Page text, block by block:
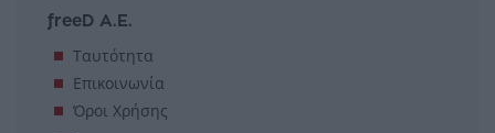
freeD Α.Ε.
Ταυτότητα
Επικοινωνία
Όροι Χρήσης